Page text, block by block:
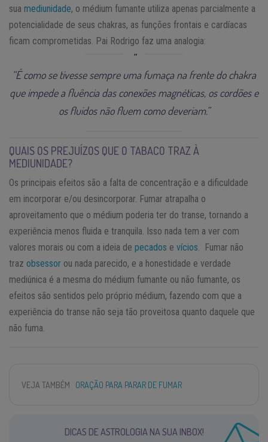
sua mediunidade, o médium fumante utiliza apenas parcialmente a
potencialidade de seus chakras, as funções frontais e cardíacas
ficam comprometidas. Pai Rodrigo faz uma analogia:
“É como se tivesse sempre uma fumaça na frente do chakra
que impede a fluência das conexões magnéticas, os cordões e
os fluidos não fluem como deveriam.”
QUAIS OS PREJUÍZOS QUE O TABACO TRAZ À
MEDIUNIDADE?
Os principais efeitos são a falta de concentração e a dificuldade
em incorporar e/ou desincorporar. Fumar atrapalha o
aproveitamento que o médium poderia ter do transe, tornando a
experiência menos fluida e tranquila. Isso nada tem a ver com
valores morais ou com a ideia de pecados e vícios . Fumar não
traz obsessor ou nada parecido, e a honestidade e verdade
mediúnica é a mesma do médium fumante ou não fumante, os
efeitos são sentidos pelo próprio médium, fazendo com que a
experiência do transe não seja tão proveitosa quanto daquele que
não fuma.
VEJA TAMBÉM ORAÇÃO PARA PARAR DE FUMAR
DICAS DE ASTROLOGIA NA SUA INBOX!